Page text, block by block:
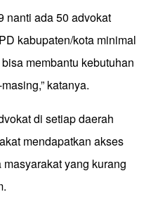
nanti ada 50 advokat
kabupaten/kota minimal
membantu kebutuhan
katanya.
di setiap daerah
mendapatkan akses
yang kurang